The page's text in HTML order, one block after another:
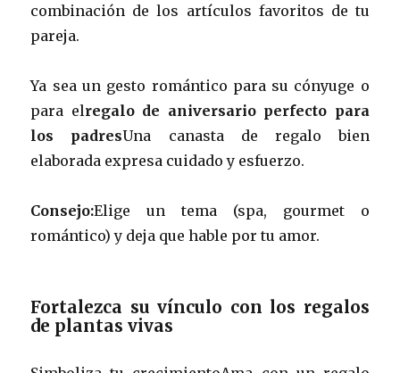
combinación de los artículos favoritos de tu
pareja.
Ya sea un gesto romántico para su cónyuge o
para elregalo de aniversario perfecto para
los padresUna canasta de regalo bien
elaborada expresa cuidado y esfuerzo.
Consejo:Elige un tema (spa, gourmet o
romántico) y deja que hable por tu amor.
Fortalezca su vínculo con los regalos
de plantas vivas